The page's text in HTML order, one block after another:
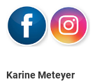
Karine Meteyer